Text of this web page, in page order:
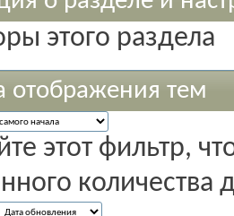
этого раздела
отображения тем
этот фильтр,
количества